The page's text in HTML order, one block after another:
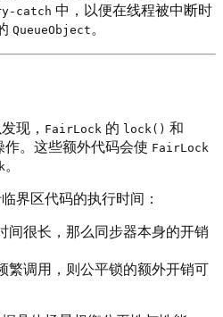
catch 中，以便在线程被中断时
QueueObject 。
现， FairLock 的 lock() 和
。这些额外代码会使 FairLock
。
界区代码的执行时间：
间很长，那么同步器本身的开销
繁调用，则公平锁的额外开销可